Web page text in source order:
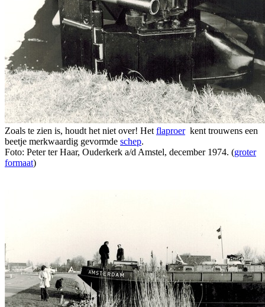
Zoals te zien is, houdt het niet over! Het flaproerkent trouwens een
beetje merkwaardig gevormde schep.
Foto: Peter ter Haar, Ouderkerk a/d Amstel, december 1974. (groter
formaat)